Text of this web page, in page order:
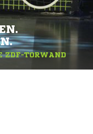
ZDF-TORWAND